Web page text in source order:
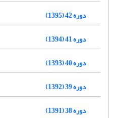
دوره 42 (1395)
دوره 41 (1394)
دوره 40 (1393)
دوره 39 (1392)
دوره 38 (1391)